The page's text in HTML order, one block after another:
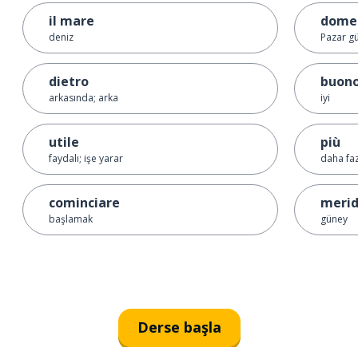
il mare
deniz
dietro
arkasında; arka
utile
faydalı; işe yarar
cominciare
başlamak
Pazar
iyi
più
daha
güney
Derse başla